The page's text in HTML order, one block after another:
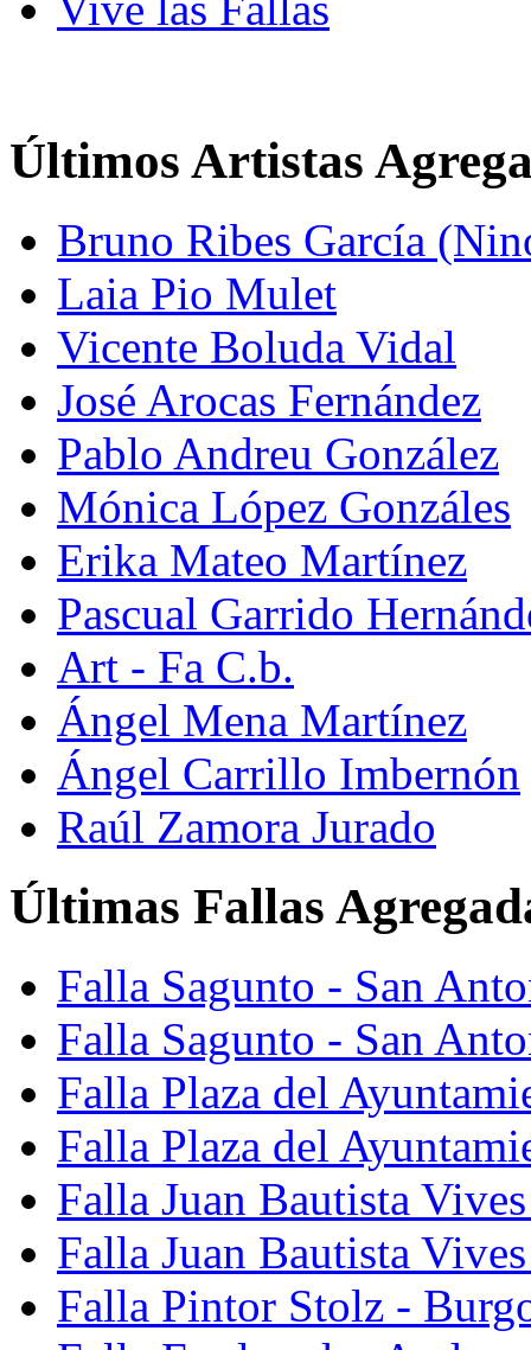
Últimos Artistas
Bruno Ribes García
Laia Pio Mulet
Vicente Boluda Vidal
José Arocas Fernández
Pablo Andreu González
Mónica López Gonzáles
Erika Mateo Martínez
Pascual Garrido
Art - Fa C.b.
Ángel Mena Martínez
Ángel Carrillo Imbernón
Raúl Zamora Jurado
Últimas Fallas
Falla Sagunto - San
Falla Sagunto - San
Falla Plaza del
Falla Plaza del
Falla Juan Bautista
Falla Juan Bautista
Falla Pintor Stolz -